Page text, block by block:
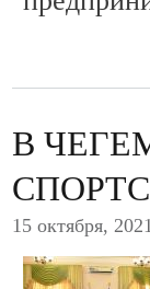
В
15 октября,